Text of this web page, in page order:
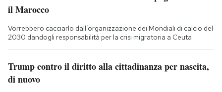
il Marocco
Vorrebbero cacciarlo dall’organizzazione dei Mondiali di calcio del
2030 dandogli responsabilità per la crisi migratoria a Ceuta
Trump contro il diritto alla cittadinanza per nascita,
di nuovo